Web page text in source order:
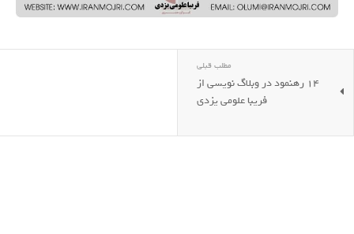
مطلب قبلی
14 رهنمود در وبلاگ نویسی از
فریبا علومی یزدی